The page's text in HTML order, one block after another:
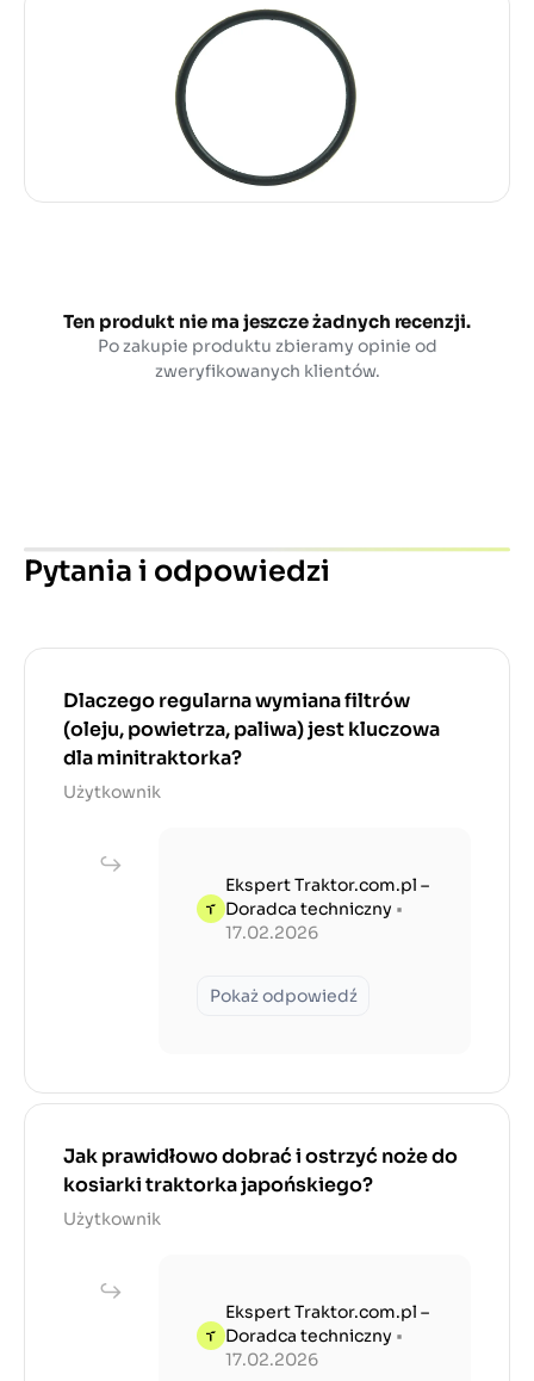
Ten produkt nie ma jeszcze żadnych recenzji.
Po zakupie produktu zbieramy opinie od
zweryfikowanych klientów.
Pytania i odpowiedzi
Dlaczego regularna wymiana filtrów
(oleju, powietrza, paliwa) jest kluczowa
dla minitraktorka?
Użytkownik
Ekspert Traktor.com.pl –
Doradca techniczny •
17.02.2026
Pokaż odpowiedź
Jak prawidłowo dobrać i ostrzyć noże do
kosiarki traktorka japońskiego?
Użytkownik
Ekspert Traktor.com.pl –
Doradca techniczny •
17.02.2026